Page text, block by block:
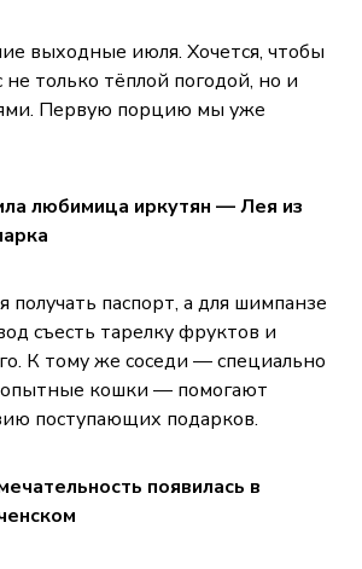
выходные июля. Хочется, чтобы
только тёплой погодой, но и
Первую порцию мы уже
любимица иркутян — Лея из
получать паспорт, а для шимпанзе
съесть тарелку фруктов и
К тому же соседи — специально
кошки — помогают
поступающих подарков.
появилась в